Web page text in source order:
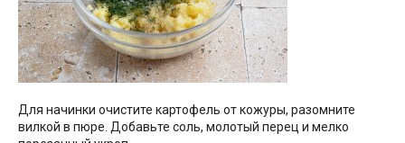
Для начинки очистите картофель от кожуры, разомните
вилкой в пюре. Добавьте соль, молотый перец и мелко